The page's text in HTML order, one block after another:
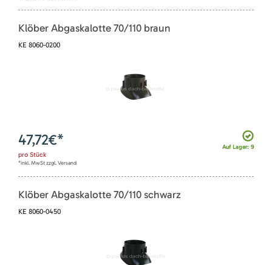
Klöber Abgaskalotte 70/110 braun
KE 8060-0200
Auf Lager: 9
47,72€*
pro Stück
*inkl. MwSt zzgl. Versand
Klöber Abgaskalotte 70/110 schwarz
KE 8060-0450